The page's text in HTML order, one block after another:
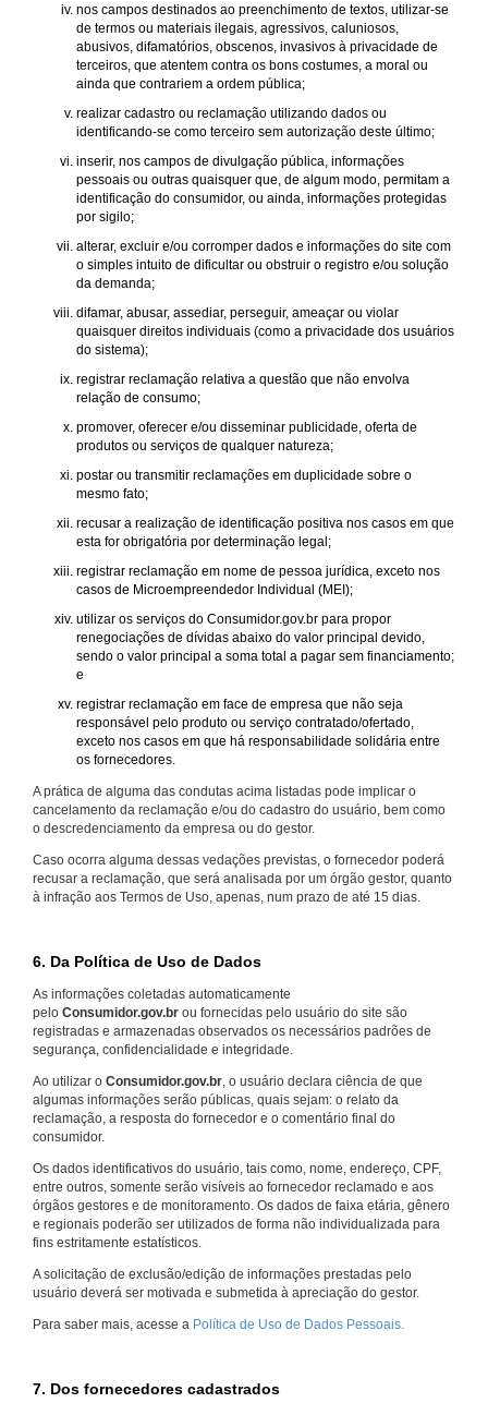
nos campos destinados ao preenchimento de textos, utilizar-se
de termos ou materiais ilegais, agressivos, caluniosos,
abusivos, difamatórios, obscenos, invasivos à privacidade de
terceiros, que atentem contra os bons costumes, a moral ou
ainda que contrariem a ordem pública;
realizar cadastro ou reclamação utilizando dados ou
identificando-se como terceiro sem autorização deste último;
inserir, nos campos de divulgação pública, informações
pessoais ou outras quaisquer que, de algum modo, permitam a
identificação do consumidor, ou ainda, informações protegidas
por sigilo;
alterar, excluir e/ou corromper dados e informações do site com
o simples intuito de dificultar ou obstruir o registro e/ou solução
da demanda;
difamar, abusar, assediar, perseguir, ameaçar ou violar
quaisquer direitos individuais (como a privacidade dos usuários
do sistema);
registrar reclamação relativa a questão que não envolva
relação de consumo;
promover, oferecer e/ou disseminar publicidade, oferta de
produtos ou serviços de qualquer natureza;
postar ou transmitir reclamações em duplicidade sobre o
mesmo fato;
recusar a realização de identificação positiva nos casos em que
esta for obrigatória por determinação legal;
registrar reclamação em nome de pessoa jurídica, exceto nos
casos de Microempreendedor Individual (MEI);
utilizar os serviços do Consumidor.gov.br para propor
renegociações de dívidas abaixo do valor principal devido,
sendo o valor principal a soma total a pagar sem financiamento;
e
registrar reclamação em face de empresa que não seja
responsável pelo produto ou serviço contratado/ofertado,
exceto nos casos em que há responsabilidade solidária entre
os fornecedores.
A prática de alguma das condutas acima listadas pode implicar o
cancelamento da reclamação e/ou do cadastro do usuário, bem como
o descredenciamento da empresa ou do gestor.
Caso ocorra alguma dessas vedações previstas, o fornecedor poderá
recusar a reclamação, que será analisada por um órgão gestor, quanto
à infração aos Termos de Uso, apenas, num prazo de até 15 dias.
6. Da Política de Uso de Dados
As informações coletadas automaticamente
pelo Consumidor.gov.br ou fornecidas pelo usuário do site são
registradas e armazenadas observados os necessários padrões de
segurança, confidencialidade e integridade.
Ao utilizar o Consumidor.gov.br , o usuário declara ciência de que
algumas informações serão públicas, quais sejam: o relato da
reclamação, a resposta do fornecedor e o comentário final do
consumidor.
Os dados identificativos do usuário, tais como, nome, endereço, CPF,
entre outros, somente serão visíveis ao fornecedor reclamado e aos
órgãos gestores e de monitoramento. Os dados de faixa etária, gênero
e regionais poderão ser utilizados de forma não individualizada para
fins estritamente estatísticos.
A solicitação de exclusão/edição de informações prestadas pelo
usuário deverá ser motivada e submetida à apreciação do gestor.
Para saber mais, acesse a Política de Uso de Dados Pessoais.
7. Dos fornecedores cadastrados